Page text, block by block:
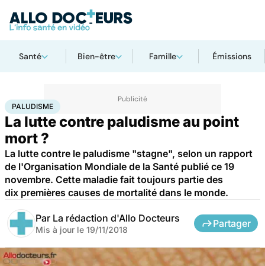
Santé Bien-être Famille Émissions
AccueilSanté Paludisme
PALUDISME
La lutte contre paludisme au point
mort ?
La lutte contre le paludisme "stagne", selon un rapport
de l'Organisation Mondiale de la Santé publié ce 19
novembre. Cette maladie fait toujours partie des
dix premières causes de mortalité dans le monde.
Par La rédaction d'Allo Docteurs
Mis à jour le 19/11/2018
Partager